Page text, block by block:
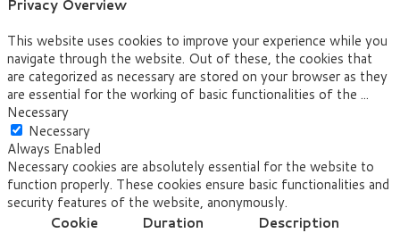
Privacy Overview
This website uses cookies to improve your experience while you
navigate through the website. Out of these, the cookies that
are categorized as necessary are stored on your browser as they
are essential for the working of basic functionalities of the ...
Necessary
Necessary
Always Enabled
Necessary cookies are absolutely essential for the website to
function properly. These cookies ensure basic functionalities and
security features of the website, anonymously.
Cookie
Duration Description